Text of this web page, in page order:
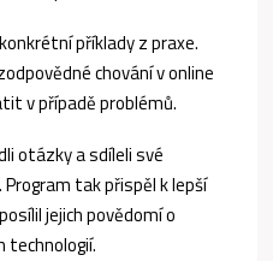
příklady z praxe.
chování v online
v případě problémů.
otázky a sdíleli své
tak přispěl k lepší
jejich povědomí o
technologií.